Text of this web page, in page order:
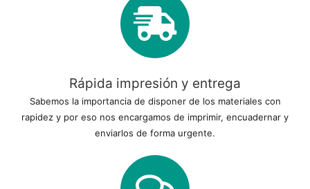
Rápida impresión y entrega
Sabemos la importancia de disponer de los materiales con
rapidez y por eso nos encargamos de imprimir, encuadernar y
enviarlos de forma urgente.